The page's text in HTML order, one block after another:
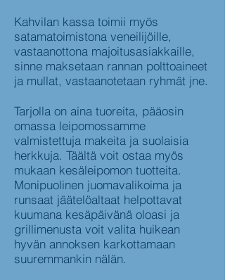
Kahvilan kassa toimii myös
satamatoimistona veneilijöille,
vastaanottona majoitusasiakkaille,
sinne maksetaan rannan polttoaineet
ja mullat, vastaanotetaan ryhmät jne.
Tarjolla on aina tuoreita, pääosin
omassa leipomossamme
valmistettuja makeita ja suolaisia
herkkuja. Täältä voit ostaa myös
mukaan kesäleipomon tuotteita.
Monipuolinen juomavalikoima ja
runsaat jäätelöaltaat helpottavat
kuumana kesäpäivänä oloasi ja
grillimenusta voit valita huikean
hyvän annoksen karkottamaan
suuremmankin nälän.